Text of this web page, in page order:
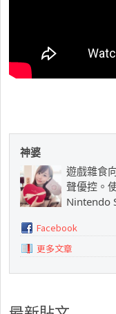
神婆
遊戲雜食
聲優控。
Nintendo
Facebook
更多文章